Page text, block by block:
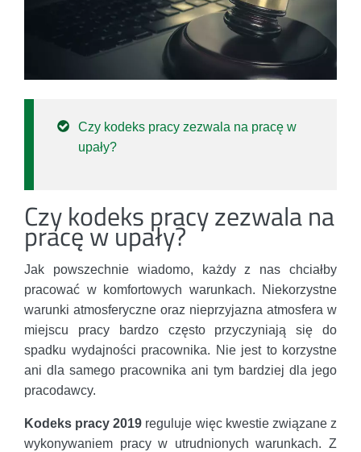
Czy kodeks pracy zezwala na pracę w
upały?
Czy kodeks pracy zezwala na
pracę w upały?
Jak powszechnie wiadomo, każdy z nas chciałby
pracować w komfortowych warunkach. Niekorzystne
warunki atmosferyczne oraz nieprzyjazna atmosfera w
miejscu pracy bardzo często przyczyniają się do
spadku wydajności pracownika. Nie jest to korzystne
ani dla samego pracownika ani tym bardziej dla jego
pracodawcy.
Kodeks pracy 2019 reguluje więc kwestie związane z
wykonywaniem pracy w utrudnionych warunkach. Z